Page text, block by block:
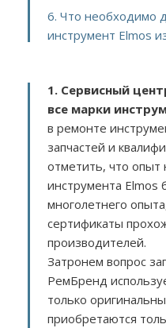
6. Что необходимо
инструмент Elmos
1. Сервисный
все марки
в ремонте
запчастей и
отметить, что
инструмента Elmos
многолетнего
сертификаты
производителей.
Затронем вопрос
РемБренд
только
приобретаются